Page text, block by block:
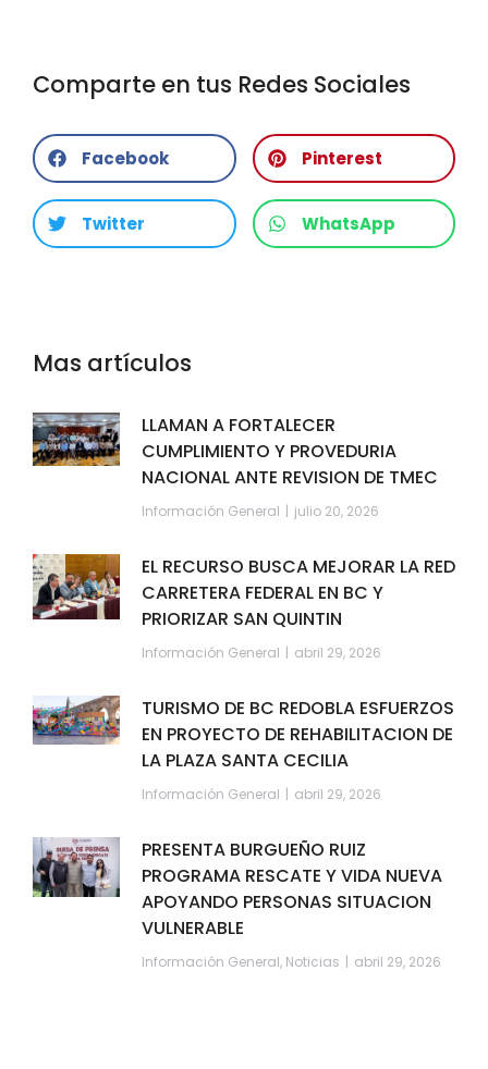
Comparte en tus Redes Sociales
Facebook Pinterest
Twitter WhatsApp
Mas artículos
LLAMAN A FORTALECER
CUMPLIMIENTO Y PROVEDURIA
NACIONAL ANTE REVISION DE TMEC
Información General julio 20, 2026
EL RECURSO BUSCA MEJORAR LA RED
CARRETERA FEDERAL EN BC Y
PRIORIZAR SAN QUINTIN
Información General abril 29, 2026
TURISMO DE BC REDOBLA ESFUERZOS
EN PROYECTO DE REHABILITACION DE
LA PLAZA SANTA CECILIA
Información General abril 29, 2026
PRESENTA BURGUEÑO RUIZ
PROGRAMA RESCATE Y VIDA NUEVA
APOYANDO PERSONAS SITUACION
VULNERABLE
Información General, Noticias abril 29, 2026